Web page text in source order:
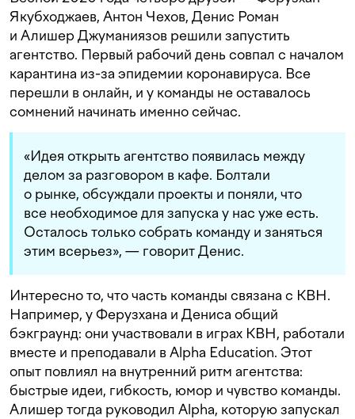
Якубходжаев, Антон Чехов, Денис Роман
и Алишер Джуманиязов решили запустить
агентство. Первый рабочий день совпал с началом
карантина из-за эпидемии коронавируса. Все
перешли в онлайн, и у команды не оставалось
сомнений начинать именно сейчас.
«Идея открыть агентство появилась между
делом за разговором в кафе. Болтали
о рынке, обсуждали проекты и поняли, что
все необходимое для запуска у нас уже есть.
Осталось только собрать команду и заняться
этим всерьез», — говорит Денис.
Интересно то, что часть команды связана с КВН.
Например, у Ферузхана и Дениса общий
бэкграунд: они участвовали в играх КВН, работали
вместе и преподавали в Alpha Education. Этот
опыт повлиял на внутренний ритм агентства:
быстрые идеи, гибкость, юмор и чувство команды.
Алишер тогда руководил Alpha, которую запускал